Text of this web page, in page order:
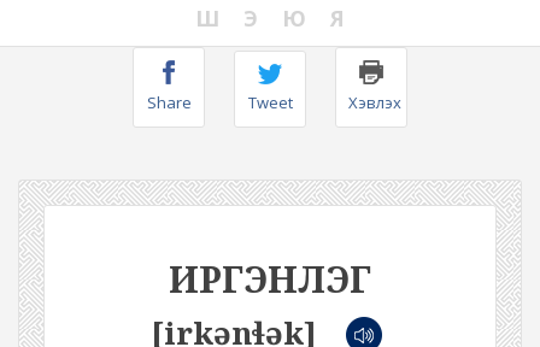
Ш
Э Ю Я
Share Tweet Хэвлэх
ИРГЭНЛЭГ
[irkənɬək]